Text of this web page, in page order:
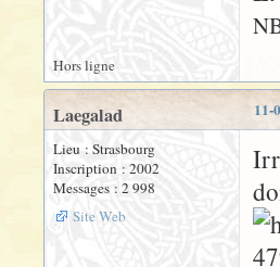
Hors ligne
11-
Laegalad
Lieu : Strasbourg
Inscription : 2002
Messages : 2 998
Site Web